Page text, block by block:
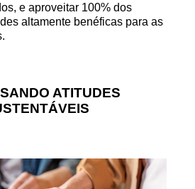
e aproveitar 100% dos
altamente benéficas para as
ATITUDES